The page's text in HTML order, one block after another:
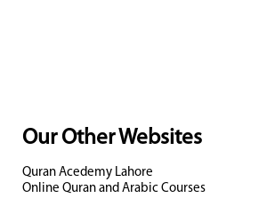
Our Other Websites
Quran Acedemy Lahore
Online Quran and Arabic Courses